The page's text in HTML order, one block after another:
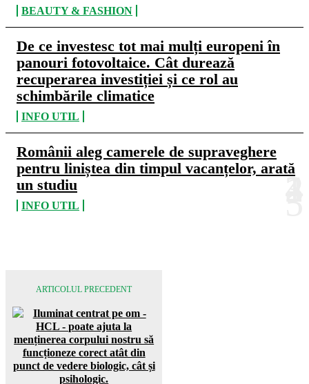
BEAUTY & FASHION
De ce investesc tot mai mulți europeni în
panouri fotovoltaice. Cât durează
recuperarea investiției și ce rol au
schimbările climatice
INFO UTIL
Românii aleg camerele de supraveghere
pentru liniștea din timpul vacanțelor, arată
un studiu
INFO UTIL
ARTICOLUL PRECEDENT